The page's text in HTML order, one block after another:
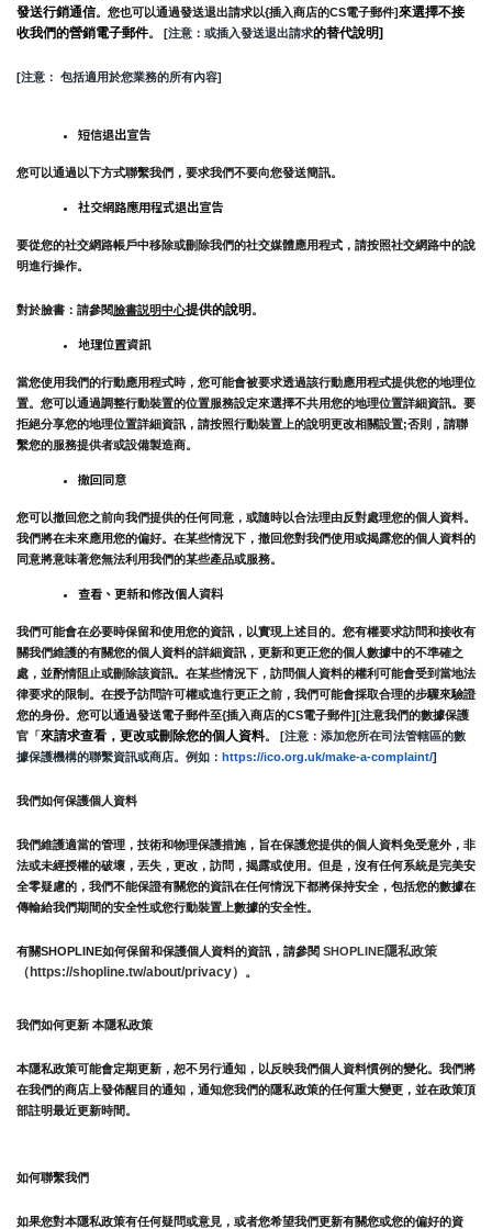
發送行銷通信。您也可以通過發送退出請求以{插入商店的CS電子郵件]來選擇不接
收我們的營銷電子郵件。 [注意：或插入發送退出請求的替代說明]
[注意： 包括適用於您業務的所有內容]
短信退出宣告
您可以通過以下方式聯繫我們，要求我們不要向您發送簡訊。
社交網路應用程式退出宣告
要從您的社交網路帳戶中移除或刪除我們的社交媒體應用程式，請按照社交網路中的說
明進行操作。
對於臉書：請參閱臉書説明中心提供的說明 。
地理位置資訊
當您使用我們的行動應用程式時，您可能會被要求透過該行動應用程式提供您的地理位
置。您可以通過調整行動裝置的位置服務設定來選擇不共用您的地理位置詳細資訊。要
拒絕分享您的地理位置詳細資訊，請按照行動裝置上的說明更改相關設置;否則，請聯
繫您的服務提供者或設備製造商。
撤回同意
您可以撤回您之前向我們提供的任何同意，或隨時以合法理由反對處理您的個人資料。
我們將在未來應用您的偏好。在某些情況下，撤回您對我們使用或揭露您的個人資料的
同意將意味著您無法利用我們的某些產品或服務。
查看、更新和修改個人資料
我們可能會在必要時保留和使用您的資訊，以實現上述目的。您有權要求訪問和接收有
關我們維護的有關您的個人資料的詳細資訊，更新和更正您的個人數據中的不準確之
處，並酌情阻止或刪除該資訊。在某些情況下，訪問個人資料的權利可能會受到當地法
律要求的限制。在授予訪問許可權或進行更正之前，我們可能會採取合理的步驟來驗證
您的身份。您可以通過發送電子郵件至{插入商店的CS電子郵件][注意我們的數據保護
官「來請求查看，更改或刪除您的個人資料。
[注意：添加您所在司法管轄區的數
據保護機構的聯繫資訊或商店。例如： https://ico.org.uk/make-a-complaint/]
我們如何保護個人資料
我們維護適當的管理，技術和物理保護措施，旨在保護您提供的個人資料免受意外，非
法或未經授權的破壞，丟失，更改，訪問，揭露或使用。但是，沒有任何系統是完美安
全零疑慮的，我們不能保證有關您的資訊在任何情況下都將保持安全，包括您的數據在
傳輸給我們期間的安全性或您行動裝置上數據的安全性。
有關SHOPLINE如何保留和保護個人資料的資訊，請參閱 SHOPLINE隱私政策
（https://shopline.tw/about/privacy）。
我們如何更新 本隱私政策
本隱私政策可能會定期更新，恕不另行通知，以反映我們個人資料慣例的變化。我們將
在我們的商店上發佈醒目的通知，通知您我們的隱私政策的任何重大變更，並在政策頂
部註明最近更新時間。
如何聯繫我們
如果您對本隱私政策有任何疑問或意見，或者您希望我們更新有關您或您的偏好的資